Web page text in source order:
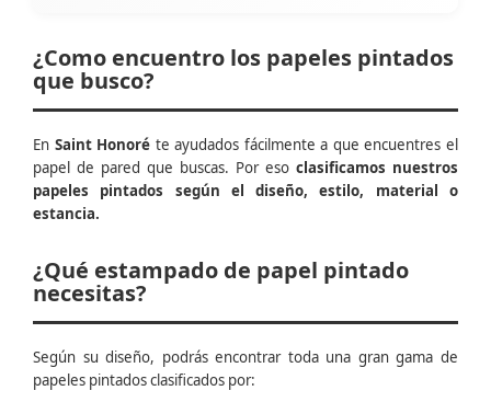
¿Como encuentro los papeles pintados
que busco?
En Saint Honoré te ayudados fácilmente a que encuentres el
papel de pared que buscas. Por eso clasificamos nuestros
papeles pintados según el diseño, estilo, material o
estancia.
¿Qué estampado de papel pintado
necesitas?
Según su diseño, podrás encontrar toda una gran gama de
papeles pintados clasificados por: